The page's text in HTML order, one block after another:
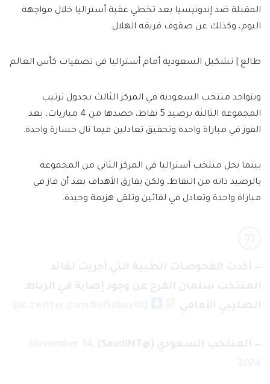
المقبلة ضد إندونيسيا بعد تخطي عقبة أستراليا خلال مواجهة
اليوم، وكذلك عن صفوف فريقه الهلال.
طالع | تشكيل السعودية أمام أستراليا في تصفيات كأس العالم
ويتواجد منتخب السعودية في المركز الثالث بجدول ترتيب
المجموعة الثالثة برصيد 5 نقاط، حصدها من 4 مباريات، بعد
الفوز في مباراة واحدة وتحقيق تعادلين فيما نال خسارة واحدة.
بينما يحل منتخب أستراليا في المركز الثاني من المجموعة
بالرصيد ذاته من النقاط، ولكن بفارق الأهداف بعد أن فاز في
مباراة واحدة وتعادل في لقائين وتلقى هزيمة وحيدة.